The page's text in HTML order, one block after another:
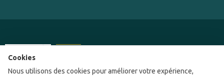
dans le cadre du programme FEDER-FSE+
Cookies
Nous utilisons des cookies pour améliorer votre expérience,